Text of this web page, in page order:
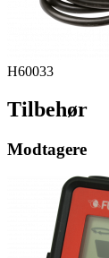
H60033
Tilbehør
Modtagere